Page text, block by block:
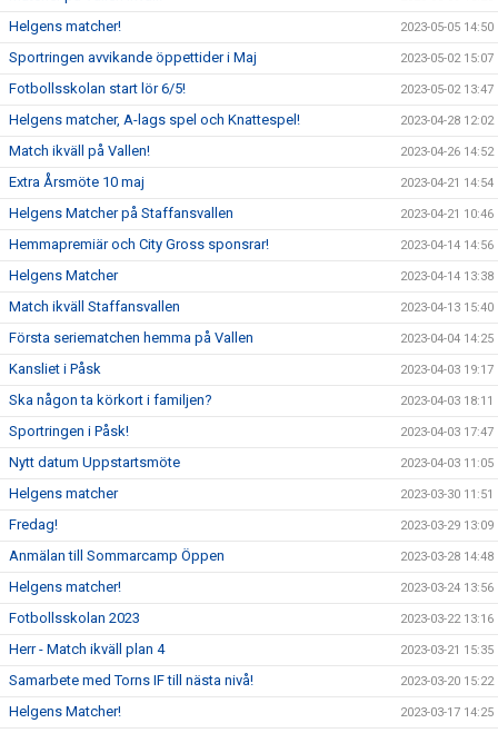
Helgens matcher! 2023-05-05 14:50
Sportringen avvikande öppettider i Maj 2023-05-02 15:07
Fotbollsskolan start lör 6/5! 2023-05-02 13:47
Helgens matcher, A-lags spel och Knattespel! 2023-04-28 12:02
Match ikväll på Vallen! 2023-04-26 14:52
Extra Årsmöte 10 maj 2023-04-21 14:54
Helgens Matcher på Staffansvallen 2023-04-21 10:46
Hemmapremiär och City Gross sponsrar! 2023-04-14 14:56
Helgens Matcher 2023-04-14 13:38
Match ikväll Staffansvallen 2023-04-13 15:40
Första seriematchen hemma på Vallen 2023-04-04 14:25
Kansliet i Påsk 2023-04-03 19:17
Ska någon ta körkort i familjen? 2023-04-03 18:11
Sportringen i Påsk! 2023-04-03 17:47
Nytt datum Uppstartsmöte 2023-04-03 11:05
Helgens matcher 2023-03-30 11:51
Fredag! 2023-03-29 13:09
Anmälan till Sommarcamp Öppen 2023-03-28 14:48
Helgens matcher! 2023-03-24 13:56
Fotbollsskolan 2023 2023-03-22 13:16
Herr - Match ikväll plan 4 2023-03-21 15:35
Samarbete med Torns IF till nästa nivå! 2023-03-20 15:22
Helgens Matcher! 2023-03-17 14:25